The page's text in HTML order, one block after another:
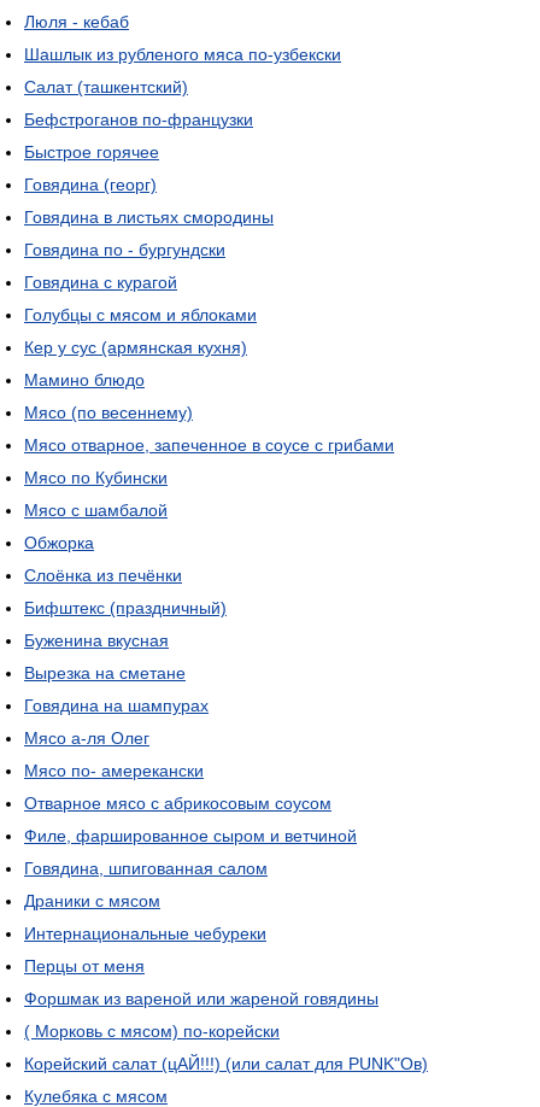
Люля - кебаб
Шашлык из рубленого мяса по-узбекски
Салат (ташкентский)
Бефстроганов по-французки
Быстрое горячее
Говядина (георг)
Говядина в листьях смородины
Говядина по - бургундски
Говядина с курагой
Голубцы с мясом и яблоками
Кер у сус (армянская кухня)
Мамино блюдо
Мясо (по весеннему)
Мясо отварное, запеченное в соусе с грибами
Мясо по Кубински
Мясо с шамбалой
Обжорка
Слоёнка из печёнки
Бифштекс (праздничный)
Буженина вкусная
Вырезка на сметане
Говядина на шампурах
Мясо а-ля Олег
Мясо по- амерекански
Отварное мясо с абрикосовым соусом
Филе, фаршированное сыром и ветчиной
Говядина, шпигованная салом
Драники с мясом
Интернациональные чебуреки
Перцы от меня
Форшмак из вареной или жареной говядины
( Морковь с мясом) по-корейски
Корейский салат (цАЙ!!!) (или салат для PUNK"Ов)
Кулебяка с мясом